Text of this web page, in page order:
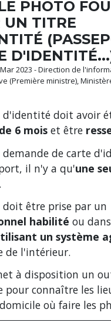
PHOTO
UN TITRE
2023 - Direction de
(Première ministre),
d'identité doit avoir
6 mois et être
demande de carte
il n'y a qu'une
doit être prise par un
habilité ou
un système
de l'intérieur.
à disposition un
pour connaître les
où faire les